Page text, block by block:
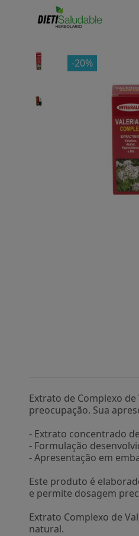
-20%
Extrato de Complexo
preocupação. Sua
- Extrato concentrado
- Formulação
- Apresentação em
Este produto é
e permite dosagem
Extrato Complexo de
natural.